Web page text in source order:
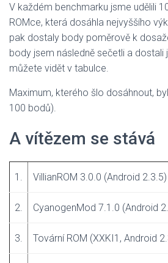
V každém benchmarku jsme udělili
ROMce, která dosáhla nejvyššího
pak dostaly body poměrově k
body jsem následně sečetli a dostali
můžete vidět v tabulce.
Maximum, kterého šlo dosáhnout,
100 bodů).
A vítězem se stává
1. VillianROM 3.0.0 (Android 2.3.5)
2. CyanogenMod 7.1.0 (Android
3. Tovární ROM (XXKI1, Android